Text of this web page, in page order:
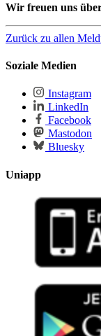
Wir freuen uns
Zurück zu allen
Soziale Medien
Instagram
LinkedIn
Facebook
Mastodon
Bluesky
Uniapp